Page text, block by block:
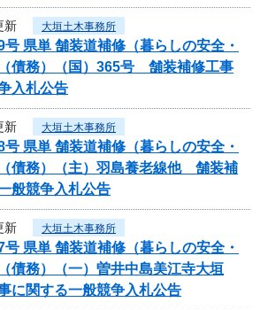
新 大垣土木事務所
県単 舗装道補修（暮らしの安全・
債務）（国）365号 舗装補修工事
入札公告
新 大垣土木事務所
県単 舗装道補修（暮らしの安全・
債務）（主）羽島養老線他 舗装補
般競争入札公告
新 大垣土木事務所
県単 舗装道補修（暮らしの安全・
債務）（一）曽井中島美江寺大垣
に関する一般競争入札公告